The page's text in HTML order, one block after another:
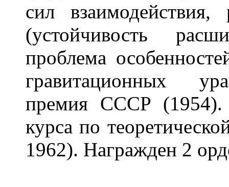
сил взаимодействия,
(устойчивость
проблема
гравитационных
премия СССР (1954).
курса по
1962). Награжден 2